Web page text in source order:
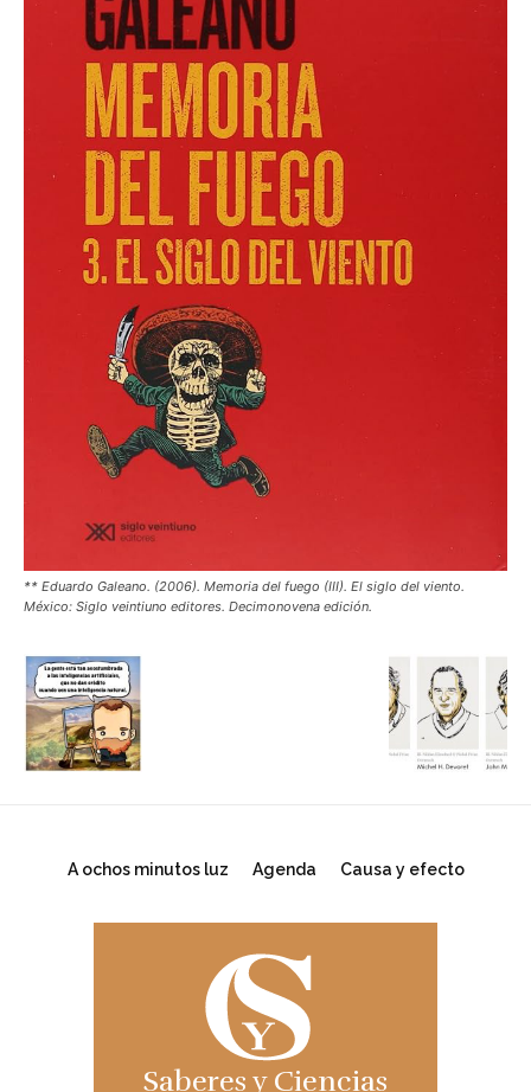
** Eduardo Galeano. (2006). Memoria del fuego (III). El siglo del viento.
México: Siglo veintiuno editores. Decimonovena edición.
A ochos minutos luz Agenda Causa y efecto
Saberes y Ciencias